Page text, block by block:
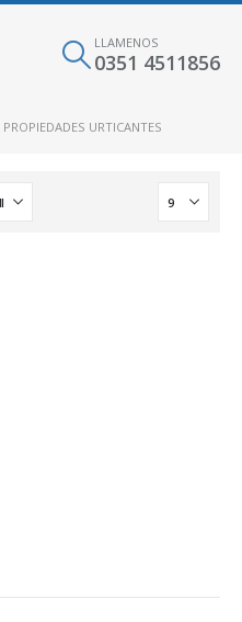
LLAMENOS
0351 4511856
PROPIEDADES URTICANTES